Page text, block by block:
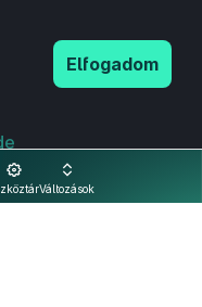
Változások
Elfogadom